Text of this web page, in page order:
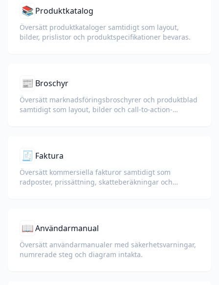
📚 Produktkatalog
Översätt produktkataloger samtidigt som layout,
bilder, prislistor och produktspecifikationer bevaras.
📰 Broschyr
Översätt marknadsföringsbroschyrer och produktblad
samtidigt som layout, bilder och call-to-action-
🧾 Faktura
Översätt kommersiella fakturor samtidigt som
radposter, prissättning, skatteberäkningar och
📖Användarmanual
Översätt användarmanualer med säkerhetsvarningar,
numrerade steg och diagram intakta.